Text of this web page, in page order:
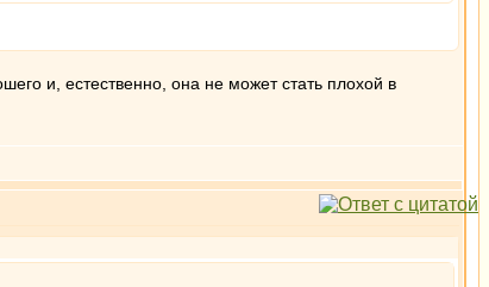
и, естественно, она не может стать плохой в